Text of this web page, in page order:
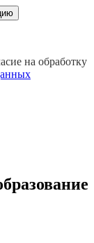
на обработку